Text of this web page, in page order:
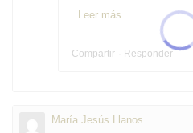
Leer más
Compartir Responder
María Jesús Llanos